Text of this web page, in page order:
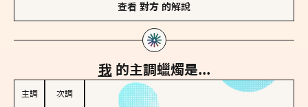
查看 對方 的解說
我 的主調蠟燭是...
主調 次調